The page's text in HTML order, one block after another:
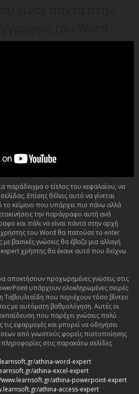
παράδειγμα ο τίτλος του κεφαλαίου, να
Επίσης θέλεις αυτό να γίνεται
κείμενο που υπάρχει πιο πάνω αλλά
την παράγραφο αυτή ανά
και πάλι να είναι πάντα στην αρχή
χρήστης του Word θα πατούσε το enter
βασικές γνώσεις θα έβαζε μια αλλαγή
χρήστης θα έκανε αυτό που δείχνω
αποκτήσουν προχωρημένες γνώσεις στις
υπάρχουν ολοκληρωμένες σειρές
Ταβουλτσίδη που περιέχουν τόσο βίντεο
με αυτόματη βαθμολόγηση. Αυτές οι
εκπαίδευση που παρέχει γνώσεις πολύ
εφαρμογές και μπορεί να οδηγήσει
από γνωστούς φορείς πιστοποίησης
στις παρακάτω σελίδες
athina-word-expert
athina-excel-expert
athina-powerpoint-expert
athina-access-expert